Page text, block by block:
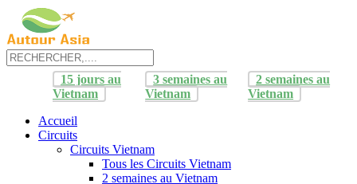
15 jours au
Vietnam
3 semaines au
Vietnam
2 semaines au
Vietnam
Accueil
Circuits
Circuits Vietnam
Tous les Circuits Vietnam
2 semaines au Vietnam